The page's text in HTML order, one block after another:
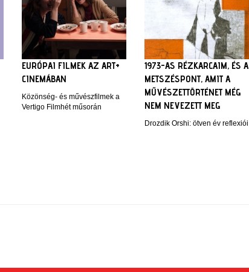
EURÓPAI FILMEK AZ ART+
CINEMÁBAN
Közönség- és művészfilmek a
Vertigo Filmhét műsorán
1973-AS RÉZKARCAIM, ÉS A
METSZÉSPONT, AMIT A
MŰVÉSZETTÖRTÉNET MÉG
NEM NEVEZETT MEG
Drozdik Orshi: ötven év reflexiói